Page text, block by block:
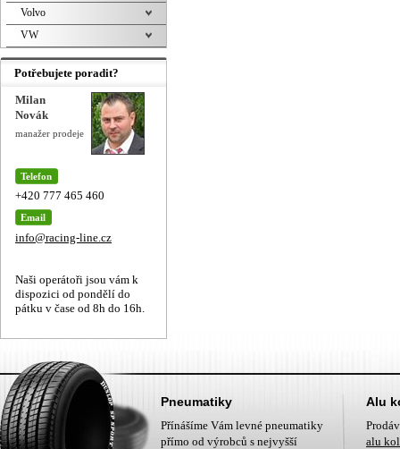
Volvo
VW
Potřebujete poradit?
Milan
Novák
manažer prodeje
Telefon
+420 777 465 460
Email
info@racing-line.cz
Naši operátoři jsou vám k
dispozici od pondělí do
pátku v čase od 8h do 16h.
Pneumatiky
Přínášíme Vám levné pneumatiky
přímo od výrobců s nejvyšší
Alu
alu